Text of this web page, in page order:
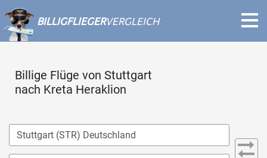
BILLIGFLIEGERVERGLEICH
Billige Flüge von Stuttgart
nach Kreta Heraklion